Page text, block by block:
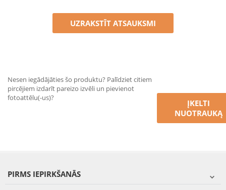
UZRAKSTĪT ATSAUKSMI
Nesen iegādājāties šo produktu? Palīdziet citiem
pircējiem izdarīt pareizo izvēli un pievienot
fotoattēlu(-us)?
ĮKELTI
NUOTRAUKĄ
PIRMS IEPIRKŠANĀS